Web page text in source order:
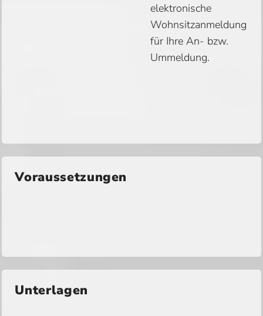
elektronische
Wohnsitzanmeldung
für Ihre An- bzw.
Ummeldung.
Voraussetzungen
Unterlagen